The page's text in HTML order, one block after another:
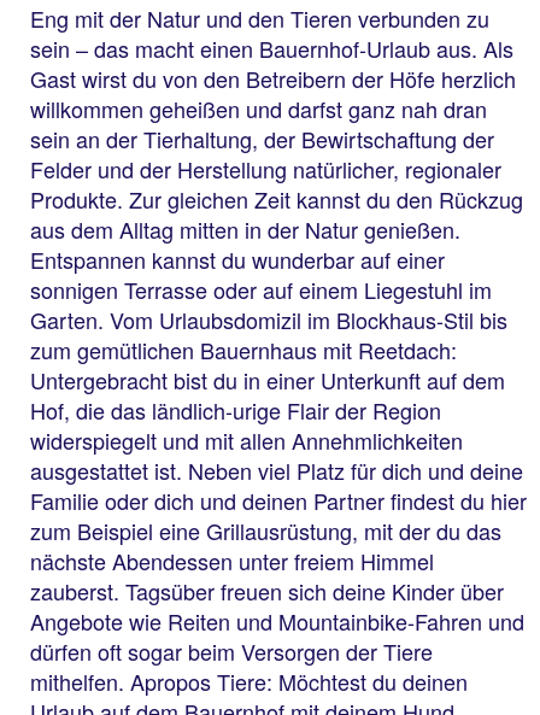
Eng mit der Natur und den Tieren verbunden zu
sein – das macht einen Bauernhof-Urlaub aus. Als
Gast wirst du von den Betreibern der Höfe herzlich
willkommen geheißen und darfst ganz nah dran
sein an der Tierhaltung, der Bewirtschaftung der
Felder und der Herstellung natürlicher, regionaler
Produkte. Zur gleichen Zeit kannst du den Rückzug
aus dem Alltag mitten in der Natur genießen.
Entspannen kannst du wunderbar auf einer
sonnigen Terrasse oder auf einem Liegestuhl im
Garten. Vom Urlaubsdomizil im Blockhaus-Stil bis
zum gemütlichen Bauernhaus mit Reetdach:
Untergebracht bist du in einer Unterkunft auf dem
Hof, die das ländlich-urige Flair der Region
widerspiegelt und mit allen Annehmlichkeiten
ausgestattet ist. Neben viel Platz für dich und deine
Familie oder dich und deinen Partner findest du hier
zum Beispiel eine Grillausrüstung, mit der du das
nächste Abendessen unter freiem Himmel
zauberst. Tagsüber freuen sich deine Kinder über
Angebote wie Reiten und Mountainbike-Fahren und
dürfen oft sogar beim Versorgen der Tiere
mithelfen. Apropos Tiere: Möchtest du deinen